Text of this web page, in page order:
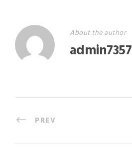
About the author
admin7357
PREV